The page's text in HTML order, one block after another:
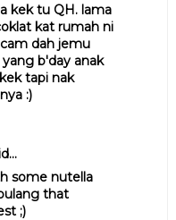
kek tu QH. lama
kat rumah ni
dah jemu
b'day anak
tapi nak
:)
some nutella
that
;)